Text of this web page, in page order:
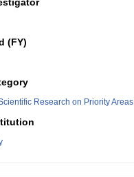
(FY)
Research on Priority Areas